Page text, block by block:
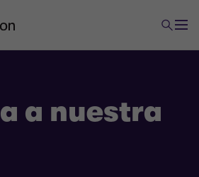
a nuestra